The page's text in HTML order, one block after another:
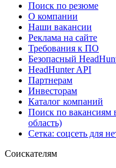
Поиск по резюме
О компании
Наши вакансии
Реклама на сайте
Требования к ПО
Безопасный
HeadHunter API
Партнерам
Инвесторам
Каталог компаний
Поиск по вакансиям
область)
Сетка: соцсеть для
Соискателям